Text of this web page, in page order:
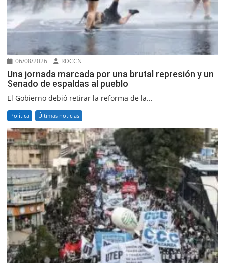
06/08/2026 RDCCN
Una jornada marcada por una brutal represión y un
Senado de espaldas al pueblo
El Gobierno debió retirar la reforma de la...
Política Últimas noticias